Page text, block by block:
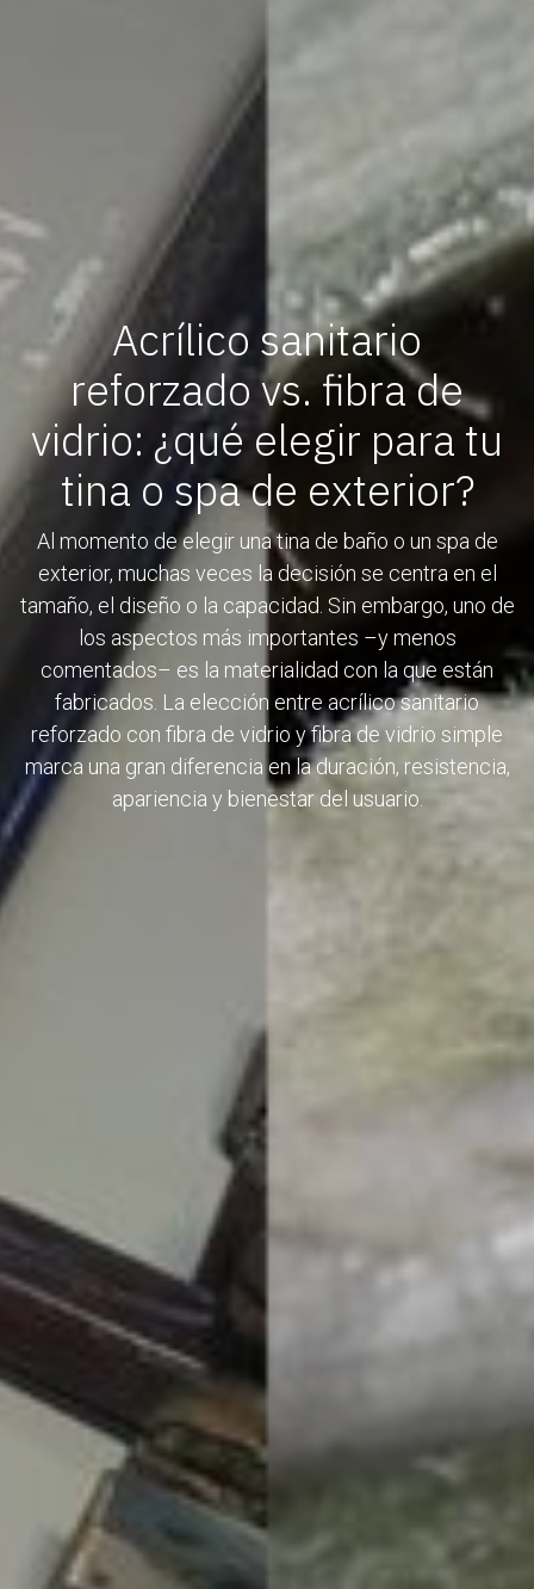
Acrílico sanitario
reforzado vs. fibra de
vidrio: ¿qué elegir para tu
tina o spa de exterior?
Al momento de elegir una tina de baño o un spa de
exterior, muchas veces la decisión se centra en el
tamaño, el diseño o la capacidad. Sin embargo, uno de
los aspectos más importantes –y menos
comentados– es la materialidad con la que están
fabricados. La elección entre acrílico sanitario
reforzado con fibra de vidrio y fibra de vidrio simple
marca una gran diferencia en la duración, resistencia,
apariencia y bienestar del usuario.